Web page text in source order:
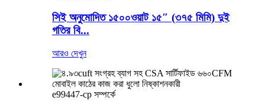
সিই অনুমোদিত ১৫০০ওয়াট ১৫″ (৩৭৫ মিমি) দুই
গতির বি...
আরও দেখুন
e99447-cp সম্পর্কে